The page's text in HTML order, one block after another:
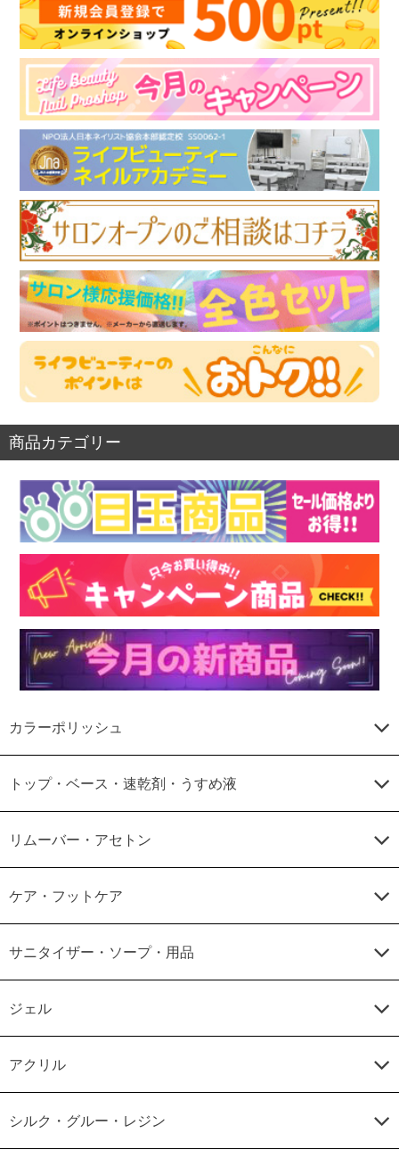
商品カテゴリー
カラーポリッシュ
トップ・ベース・速乾剤・うすめ液
リムーバー・アセトン
ケア・フットケア
サニタイザー・ソープ・用品
ジェル
アクリル
シルク・グルー・レジン